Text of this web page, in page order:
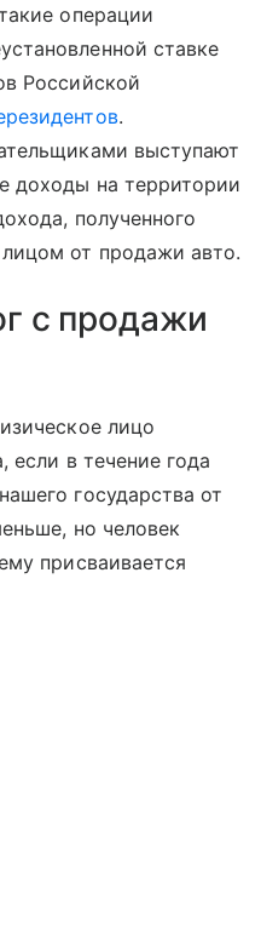
операции
ставке
Российской
.
выступают
доходы на территории
полученного
от продажи авто.
с продажи
лицо
если в течение года
государства от
но человек
присваивается